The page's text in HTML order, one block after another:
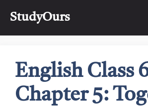
StudyOurs
English Class
Chapter 5: